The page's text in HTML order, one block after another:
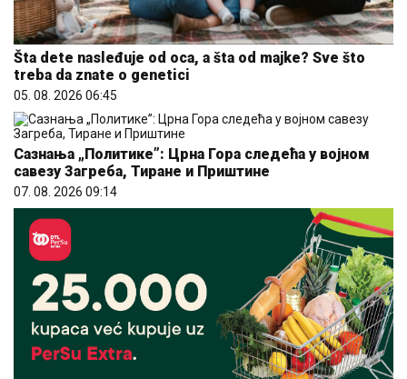
Šta dete nasleđuje od oca, a šta od majke? Sve što
treba da znate o genetici
05. 08. 2026 06:45
Сазнања „Политике”: Црна Гора следећа у војном
савезу Загреба, Тиране и Приштине
07. 08. 2026 09:14